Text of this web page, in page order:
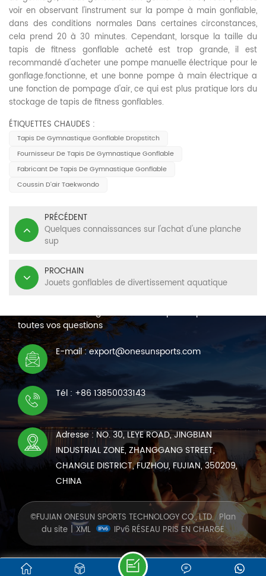
voir en observant l'instrument sur la pompe à main gonflable,
dans des conditions normales Dans certaines circonstances,
cela prend 20 à 30 minutes. Cependant, lorsque la taille du
tapis de fitness gonflable acheté est trop grande, il est
recommandé d'acheter une pompe manuelle électrique pour le
gonflage.fonctionne, et une bonne pompe à main électrique a
une fonction de pompage d'air, ce qui est plus pratique lors du
stockage de tapis de fitness gonflables.
ÉTIQUETTES CHAUDES :
Tapis De Gymnastique Gonflable Dropstitch
Fournisseur De Tapis De Gymnastique Gonflable
Fabricant De Tapis De Gymnastique Gonflable
Coussin D'air Taekwondo
PRÉCÉDENT
Quelques connaissances sur l'achat d'une planche
sup
PROCHAIN
Jouets gonflables de divertissement aquatique
NOUS CONTACTER
Nous sommes en ligne 7*24 heures pour répondre à
toutes vos questions
E-mail : export@onesunsports.com
Tél : +86 13850033143
Adresse : NO. 30, LEYE ROAD, JINGBIAN
INDUSTRIAL ZONE, ZHANGGANG STREET,
CHANGLE DISTRICT, FUZHOU, FUJIAN, 350209,
CHINA
©FUJIAN ONESUN SPORTS TECHNOLOGY CO., LTD. Plan
du site | XML IPv6 RÉSEAU PRIS EN CHARGE